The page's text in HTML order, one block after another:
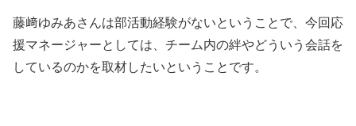
藤﨑ゆみあさんは部活動経験がないということで、今回応
援マネージャーとしては、チーム内の絆やどういう会話を
しているのかを取材したいということです。